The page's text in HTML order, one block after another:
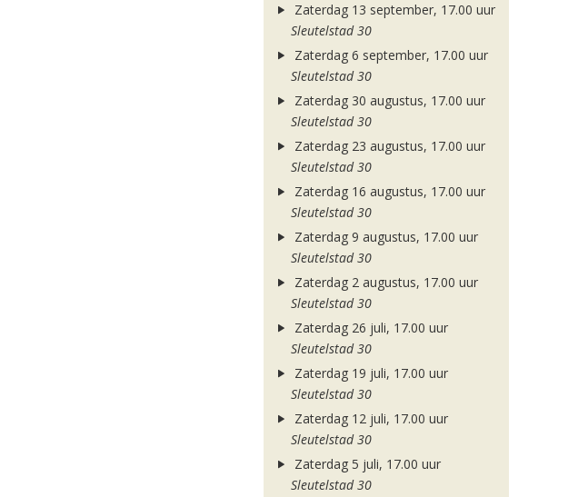
Zaterdag 13 september, 17.00 uur
Sleutelstad 30
Zaterdag 6 september, 17.00 uur
Sleutelstad 30
Zaterdag 30 augustus, 17.00 uur
Sleutelstad 30
Zaterdag 23 augustus, 17.00 uur
Sleutelstad 30
Zaterdag 16 augustus, 17.00 uur
Sleutelstad 30
Zaterdag 9 augustus, 17.00 uur
Sleutelstad 30
Zaterdag 2 augustus, 17.00 uur
Sleutelstad 30
Zaterdag 26 juli, 17.00 uur
Sleutelstad 30
Zaterdag 19 juli, 17.00 uur
Sleutelstad 30
Zaterdag 12 juli, 17.00 uur
Sleutelstad 30
Zaterdag 5 juli, 17.00 uur
Sleutelstad 30